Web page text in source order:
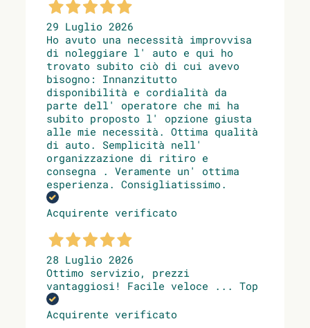
29 Luglio 2026
Ho avuto una necessità improvvisa
di noleggiare l' auto e qui ho
trovato subito ciò di cui avevo
bisogno: Innanzitutto
disponibilità e cordialità da
parte dell' operatore che mi ha
subito proposto l' opzione giusta
alle mie necessità. Ottima qualità
di auto. Semplicità nell'
organizzazione di ritiro e
consegna . Veramente un' ottima
esperienza. Consigliatissimo.
Acquirente verificato
28 Luglio 2026
Ottimo servizio, prezzi
vantaggiosi! Facile veloce ... Top
Acquirente verificato